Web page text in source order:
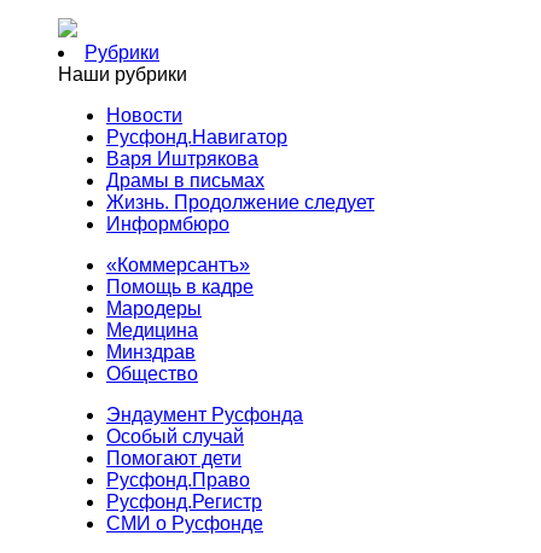
Рубрики
Наши рубрики
Новости
Русфонд.Навигатор
Варя Иштрякова
Драмы в письмах
Жизнь. Продолжение следует
Информбюро
«Коммерсантъ»
Помощь в кадре
Мародеры
Медицина
Минздрав
Общество
Эндаумент Русфонда
Особый случай
Помогают дети
Русфонд.Право
Русфонд.Регистр
СМИ о Русфонде